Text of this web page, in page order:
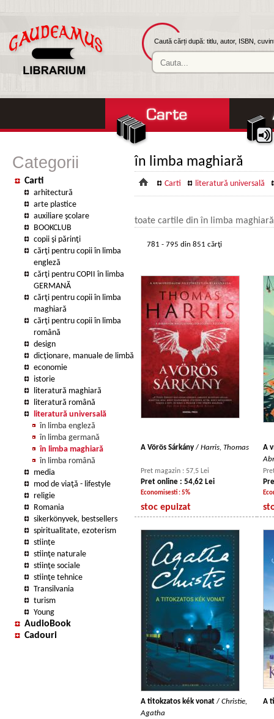
Caută cărți după: titlu, autor, ISBN,
Categorii
Carti
arhitectură
arte plastice
auxiliare şcolare
BOOKCLUB
copii şi părinţi
cărţi pentru copii în limba
engleză
cărţi pentru COPII în limba
GERMANĂ
cărţi pentru copii în limba
maghiară
cărţi pentru copii în limba
română
design
dicţionare, manuale de limbă
economie
istorie
literatură maghiară
literatură română
literatură universală
în limba engleză
în limba germană
în limba maghiară
în limba română
media
mod de viaţă - lifestyle
religie
Romania
sikerkönyvek, bestsellers
spiritualitate, ezoterism
stiințe
stiinţe naturale
stiinţe sociale
stiinţe tehnice
Transilvania
turism
Young
AudioBook
Cadouri
în limba maghiară
Carti literatură universală
toate cartile din în limba maghiară
781 - 795 din 851 cărţi
A Vörös Sárkány / Harris, Thomas A
Pret magazin : 57,5 Lei
Pret online : 54,62 Lei
Economisesti : 5%
stoc epuizat
A titokzatos kék vonat / Christie,
Agatha
A